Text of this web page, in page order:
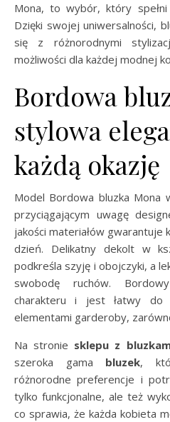
Mona, to wybór, który
Dzięki swojej uniwersalności,
się z różnorodnymi
możliwości dla każdej modnej
Bordowa
stylowa
każdą okazję
Model Bordowa bluzka Mona
przyciągającym uwagę
jakości materiałów gwarantuje
dzień. Delikatny dekolt w
podkreśla szyję i obojczyki, a
swobodę ruchów.
charakteru i jest łatwy do
elementami garderoby,
Na stronie sklepu z
szeroka gama bluzek,
różnorodne preferencje i
tylko funkcjonalne, ale też
co sprawia, że każda kobieta